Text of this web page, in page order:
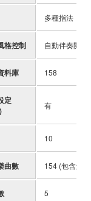
多種指法
格控制 自動伴奏開/
料庫 158
定
有
10
曲數 154 (包含觸
5